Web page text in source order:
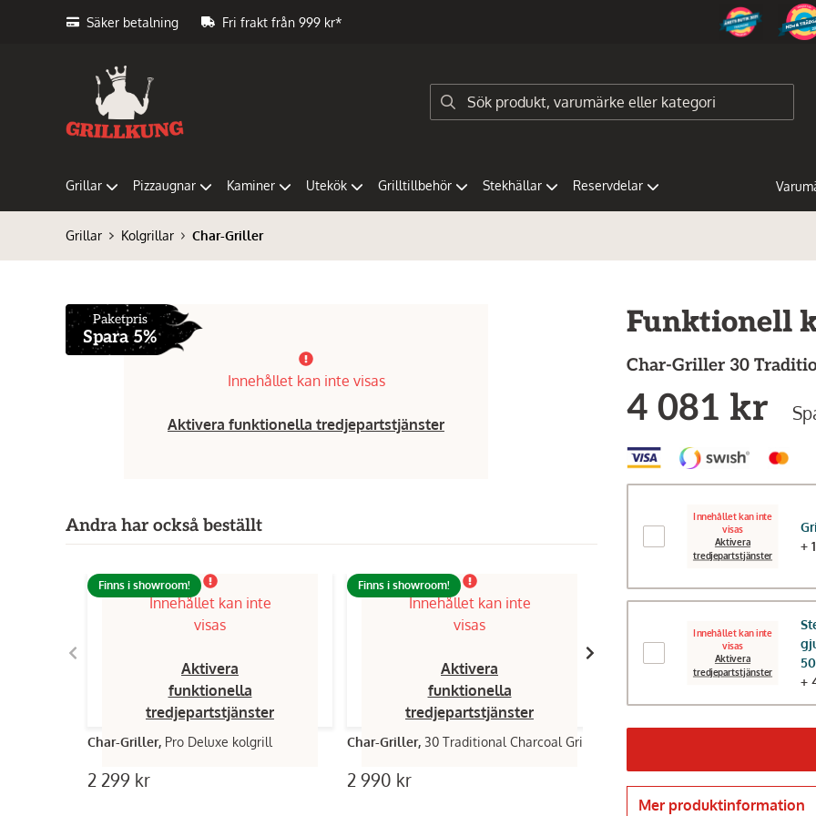
Säker betalning Fri frakt från 999 kr*
Grillar Pizzaugnar Kaminer Utekök Grilltillbehör Stekhällar Reservdelar
Grillar Kolgrillar Char-Griller
Paketpris
Spara 5%
Innehållet kan inte visas
Aktivera funktionella tredjepartstjänster
Andra har också beställt
Finns i showroom!
Innehållet kan inte
visas
Aktivera
funktionella
tredjepartstjänster
Char-Griller, Pro Deluxe kolgrill
2 299 kr
Finns i showroom!
Innehållet kan inte
visas
Aktivera
funktionella
tredjepartstjänster
Char-Griller, 30 Traditional Charcoal Grill
2 990 kr
Finns i showroom!
Innehållet kan inte
visas
Aktivera
Smokin Pro offset
Funktionell
Char-Griller 30
4 081 kr
Innehållet kan inte
visas
Aktivera
tredjepartstjänster
+
Innehållet kan inte
visas
Aktivera
tredjepartstjänster
+
Mer produktinformation